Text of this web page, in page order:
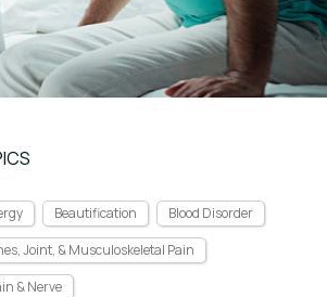
Beautification
Blood Disorder
Joint, & Musculoskeletal Pain
& Nerve